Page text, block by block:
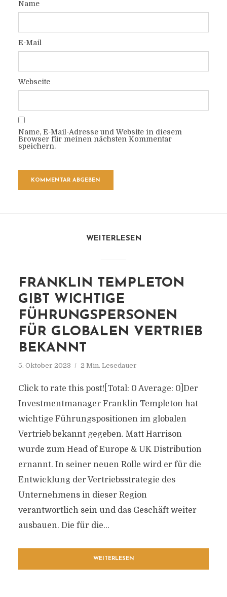
Name
E-Mail
Webseite
Name, E-Mail-Adresse und Website in diesem
Browser für meinen nächsten Kommentar
speichern.
WEITERLESEN
FRANKLIN TEMPLETON
GIBT WICHTIGE
FÜHRUNGSPERSONEN
FÜR GLOBALEN VERTRIEB
BEKANNT
5. Oktober 2023 2 Min. Lesedauer
Click to rate this post![Total: 0 Average: 0]Der
Investmentmanager Franklin Templeton hat
wichtige Führungspositionen im globalen
Vertrieb bekannt gegeben. Matt Harrison
wurde zum Head of Europe & UK Distribution
ernannt. In seiner neuen Rolle wird er für die
Entwicklung der Vertriebsstrategie des
Unternehmens in dieser Region
verantwortlich sein und das Geschäft weiter
ausbauen. Die für die...
WEITERLESEN